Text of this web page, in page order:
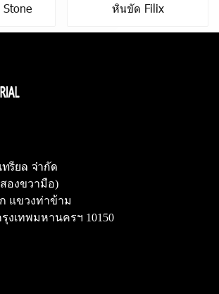
หินขัด Filix
รียล จำกัด
สองขวามือ)
แขวงท่าข้าม
งเทพมหานครฯ 10150